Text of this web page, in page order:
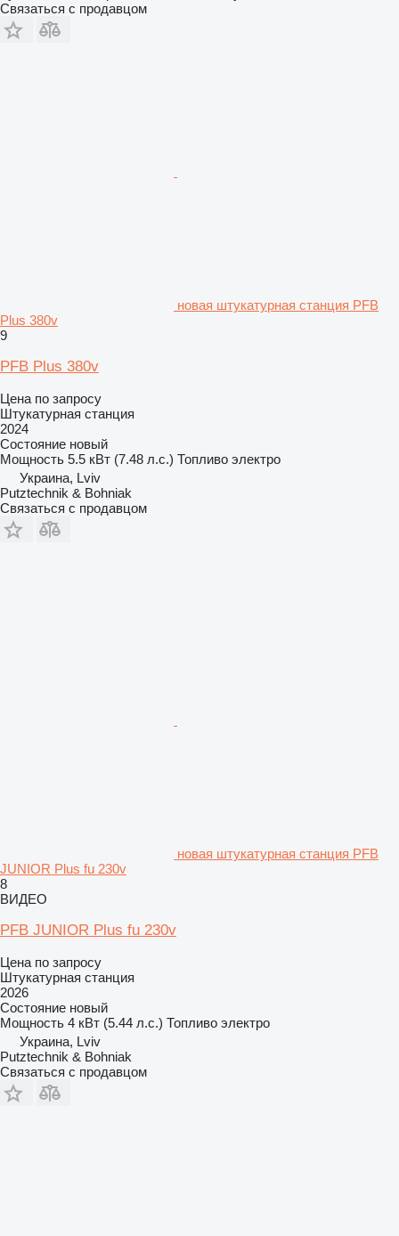
Связаться с продавцом
новая штукатурная станция PFB
Plus 380v
9
PFB Plus 380v
Цена по запросу
Штукатурная станция
2024
Состояние новый
Мощность 5.5 кВт (7.48 л.с.) Топливо электро
Украина, Lviv
Рutztechnik & Bohniak
Связаться с продавцом
новая штукатурная станция PFB
JUNIOR Plus fu 230v
8
ВИДЕО
PFB JUNIOR Plus fu 230v
Цена по запросу
Штукатурная станция
2026
Состояние новый
Мощность 4 кВт (5.44 л.с.) Топливо электро
Украина, Lviv
Рutztechnik & Bohniak
Связаться с продавцом